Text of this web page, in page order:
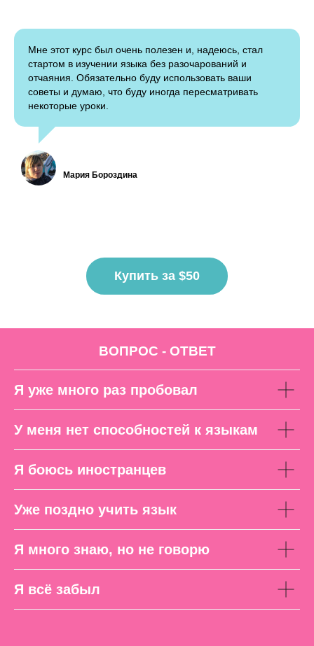
Мне этот курс был очень полезен и, надеюсь, стал
стартом в изучении языка без разочарований и
отчаяния. Обязательно буду использовать ваши
советы и думаю, что буду иногда пересматривать
некоторые уроки.
Мария Бороздина
Купить за $50
ВОПРОС - ОТВЕТ
Я уже много раз пробовал
У меня нет способностей к языкам
Я боюсь иностранцев
Уже поздно учить язык
Я много знаю, но не говорю
Я всё забыл